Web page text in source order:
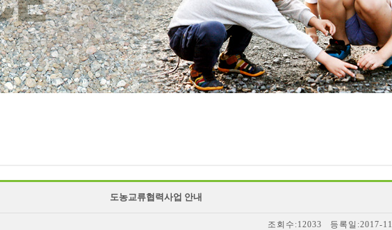
도농교류협력사업 안내
조회수:12033 등록일:2017-